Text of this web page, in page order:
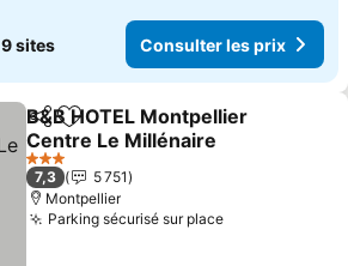
9 sites Consulter les prix
PartagerAjouter à mes favoris
B&B HOTEL Montpellier
Centre Le Millénaire
Consulter les prix
3 Étoiles
7,3
5 751
Montpellier
Parking sécurisé sur placeConsulter les